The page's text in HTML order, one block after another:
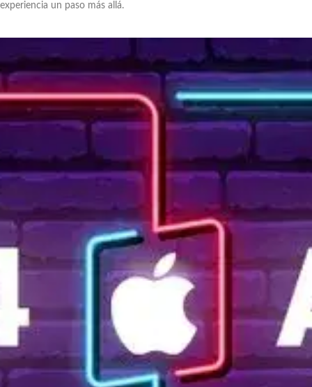
experiencia un paso más allá.